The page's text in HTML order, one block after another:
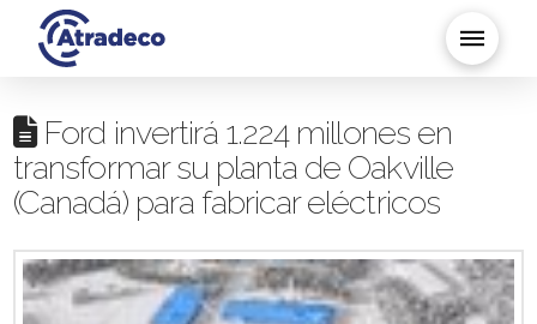
Ford invertirá 1.224 millones en
transformar su planta de Oakville
(Canadá) para fabricar eléctricos